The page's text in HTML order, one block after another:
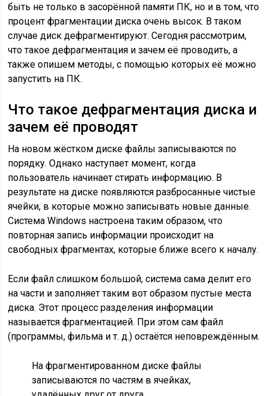
быть не только в засорённой памяти ПК, но и в том, что
процент фрагментации диска очень высок. В таком
случае диск дефрагментируют. Сегодня рассмотрим,
что такое дефрагментация и зачем её проводить, а
также опишем методы, с помощью которых её можно
запустить на ПК.
Что такое дефрагментация диска и
зачем её проводят
На новом жёстком диске файлы записываются по
порядку. Однако наступает момент, когда
пользователь начинает стирать информацию. В
результате на диске появляются разбросанные чистые
ячейки, в которые можно записывать новые данные.
Система Windows настроена таким образом, что
повторная запись информации происходит на
свободных фрагментах, которые ближе всего к началу.
Если файл слишком большой, система сама делит его
на части и заполняет таким вот образом пустые места
диска. Этот процесс разделения информации
называется фрагментацией. При этом сам файл
(программы, фильма и т. д.) остаётся неповреждённым.
На фрагментированном диске файлы
записываются по частям в ячейках,